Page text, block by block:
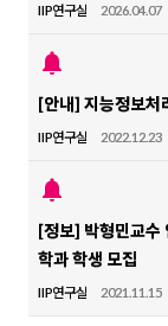
IIP연구실 2026.04.07
notifications
[안내] 지능정보처
IIP연구실 2022.12.23
notifications
[정보] 박형민교수
학과 학생 모집
IIP연구실 2021.11.15